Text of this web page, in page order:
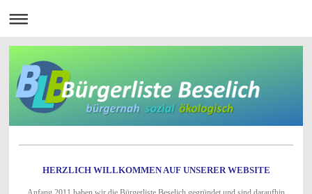
HERZLICH WILLKOMMEN AUF UNSERER WEBSITE